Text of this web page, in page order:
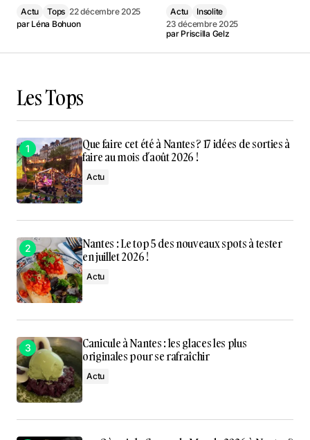
Actu Tops 22 décembre 2025
par Léna Bohuon
Actu
Insolite
23 décembre 2025
par Priscilla Gelz
Les Tops
Que faire cet été à Nantes ? 17 idées de sorties à
faire au mois d’août 2026 !
Actu
Nantes : Le top 5 des nouveaux spots à tester
en juillet 2026 !
Actu
Canicule à Nantes : les glaces les plus
originales pour se rafraîchir
Actu